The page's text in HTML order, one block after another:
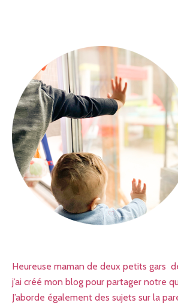
Heureuse maman de deux petits gars
j’ai créé mon blog pour partager notre
J’aborde également des sujets sur la